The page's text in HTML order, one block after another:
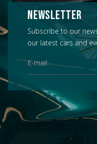
NEWSLETTER
Subscribe to our
our latest cars and